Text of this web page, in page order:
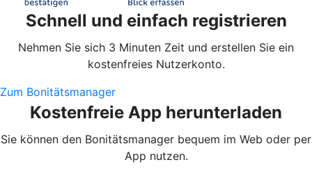
Schnell und einfach registrieren
Nehmen Sie sich 3 Minuten Zeit und erstellen Sie ein
kostenfreies Nutzerkonto.
Zum Bonitätsmanager
Kostenfreie App herunterladen
Sie können den Bonitätsmanager bequem im Web oder per
App nutzen.